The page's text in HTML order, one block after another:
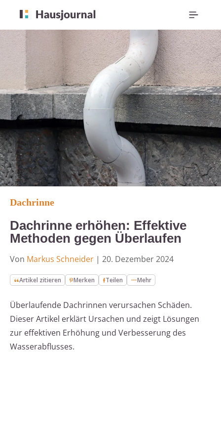
Dachrinne
Dachrinne erhöhen: Effektive
Methoden gegen Überlaufen
Von Markus Schneider | 20. Dezember 2024
Artikel zitieren Merken Teilen Mehr
Überlaufende Dachrinnen verursachen Schäden.
Dieser Artikel erklärt Ursachen und zeigt Lösungen
zur effektiven Erhöhung und Verbesserung des
Wasserabflusses.